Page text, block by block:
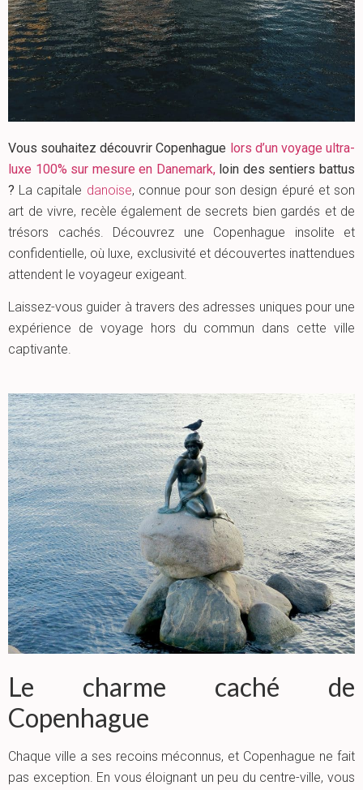
Vous souhaitez découvrir Copenhague lors d’un voyage ultra-
luxe 100% sur mesure en Danemark,loin des sentiers battus
? La capitale danoise, connue pour son design épuré et son
art de vivre, recèle également de secrets bien gardés et de
trésors cachés. Découvrez une Copenhague insolite et
confidentielle, où luxe, exclusivité et découvertes inattendues
attendent le voyageur exigeant.
Laissez-vous guider à travers des adresses uniques pour une
expérience de voyage hors du commun dans cette ville
captivante.
Le charme caché de
Copenhague
Chaque ville a ses recoins méconnus, et Copenhague ne fait
pas exception. En vous éloignant un peu du centre-ville, vous